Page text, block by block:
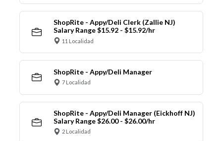
ShopRite - Appy/Deli Clerk (Zallie NJ)
Salary Range $15.92 - $15.92/hr
11 Localidad
ShopRite - Appy/Deli Manager
7 Localidad
ShopRite - Appy/Deli Manager (Eickhoff NJ)
Salary Range $26.00 - $26.00/hr
2 Localidad